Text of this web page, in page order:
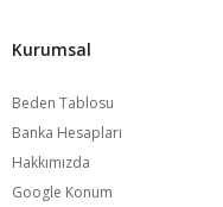
Kurumsal
Beden Tablosu
Banka Hesapları
Hakkımızda
Google Konum